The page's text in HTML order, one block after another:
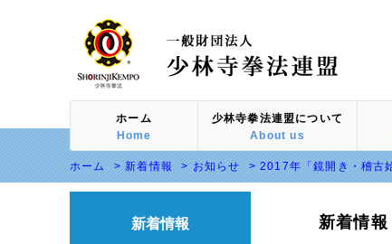
ホーム
Home
少林寺拳法連盟について
About us
ホーム >新着情報 > お知らせ >2017年「鏡開き・稽古
新着情報 新着情報